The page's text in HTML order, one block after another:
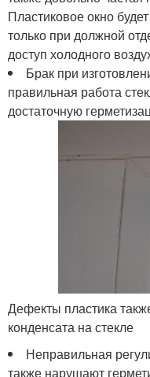
Пластиковое окно
только при должной
доступ холодного
Брак при
правильная работа
достаточную
Дефекты пластика
конденсата на стекле
Неправильная
также нарушают